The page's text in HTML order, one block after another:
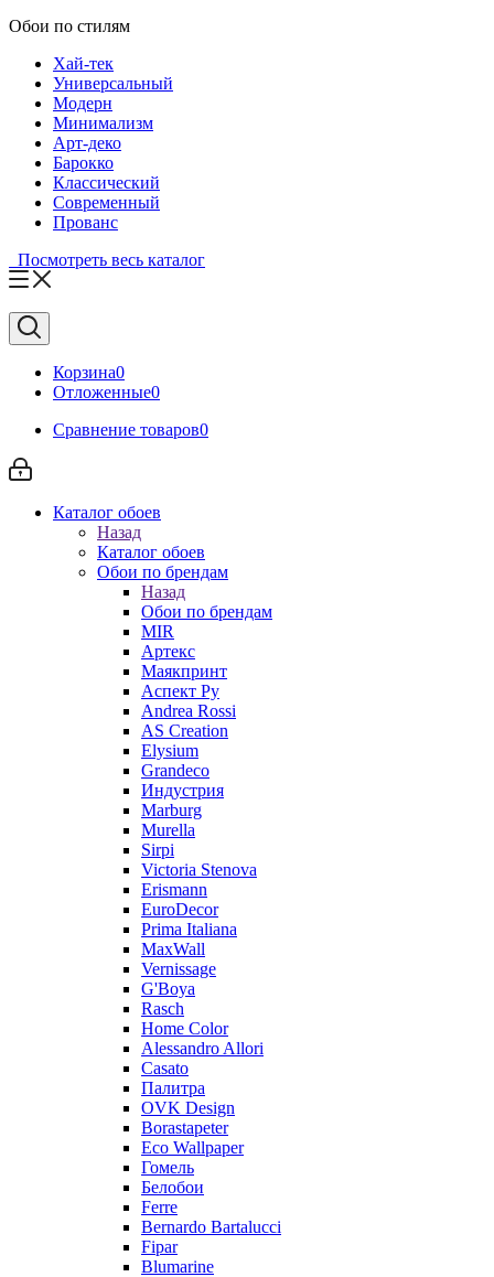
Обои по стилям
Хай-тек
Универсальный
Модерн
Минимализм
Арт-деко
Барокко
Классический
Современный
Прованс
Посмотреть весь каталог
Корзина0
Отложенные0
Сравнение товаров0
Каталог обоев
Назад
Каталог обоев
Обои по брендам
Назад
Обои по брендам
MIR
Артекс
Маякпринт
Аспект Ру
Andrea Rossi
AS Creation
Elysium
Grandeco
Индустрия
Marburg
Murella
Sirpi
Victoria Stenova
Erismann
EuroDecor
Prima Italiana
MaxWall
Vernissage
G'Boya
Rasch
Home Color
Alessandro Allori
Casato
Палитра
OVK Design
Borastapeter
Eco Wallpaper
Гомель
Белобои
Ferre
Bernardo Bartalucci
Fipar
Blumarine